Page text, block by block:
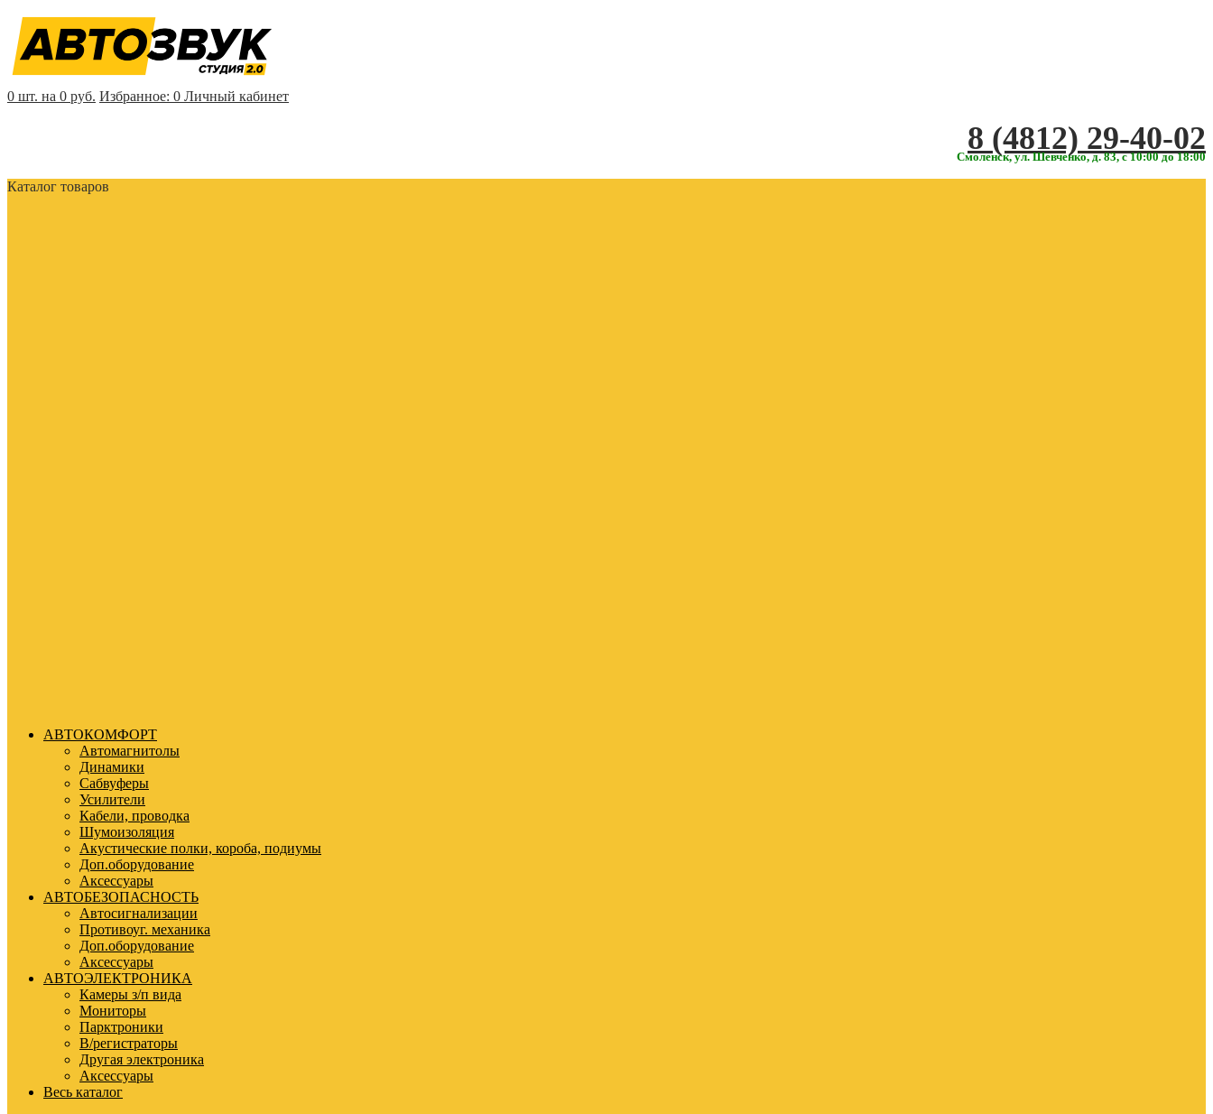
0 шт. на 0 руб. Избранное: 0 Личный кабинет
‎‎8 (4812) 29-40-02
Смоленск, ул. Шевченко, д. 83, с 10:00 до 18:00
Каталог товаров
АВТОКОМФОРТ
Автомагнитолы
Динамики
Сабвуферы
Усилители
Кабели, проводка
Шумоизоляция
Акустические полки, короба, подиумы
Доп.оборудование
Аксессуары
АВТОБЕЗОПАСНОСТЬ
Автосигнализации
Противоуг. механика
Доп.оборудование
Аксессуары
АВТОЭЛЕКТРОНИКА
Камеры з/п вида
Мониторы
Парктроники
В/регистраторы
Другая электроника
Аксессуары
Весь каталог